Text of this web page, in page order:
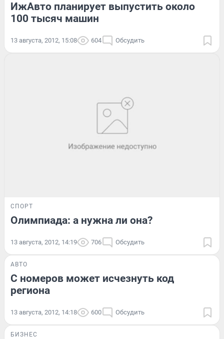
ИжАвто планирует выпустить около
100 тысяч машин
13 августа, 2012, 15:08 604 Обсудить
СПОРТ
Олимпиада: а нужна ли она?
13 августа, 2012, 14:19 706 Обсудить
АВТО
С номеров может исчезнуть код
региона
13 августа, 2012, 14:18 600 Обсудить
БИЗНЕС